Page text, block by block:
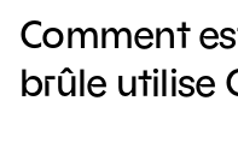
Comment
brûle utilise